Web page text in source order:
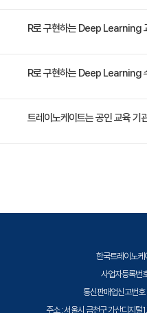
- 신경망을 이용하여 Regression/
찾는 방법 - Sigmoid, Relu, Tanh
R로 구현하는 Deep Learning
3일 과정입니다. 상세 일정은 교육
R로 구현하는 Deep Learning
수강료는 1,320,000원(VAT 별도)
트레이노케이트는 공인 교육 기
한국트레이노케
사업자등록
통신판매업신고번
주소 : 서울시 금천구 가산디지